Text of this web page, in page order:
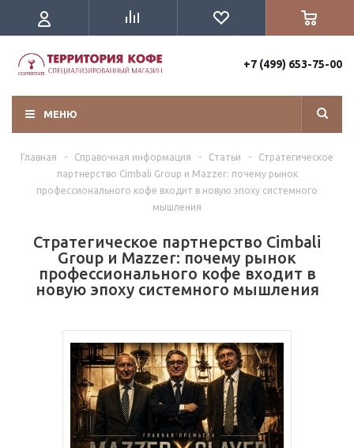
+7 (499) 653-75-00
МЕНЮ
Главная - Справочная информация - Статьи -
Стратегическое
партнерство Cimbali Group и Mazzer: почему рынок
профессионального кофе входит в новую эпоху системного
мышления
Стратегическое партнерство Cimbali
Group и Mazzer: почему рынок
профессионального кофе входит в
новую эпоху системного мышления